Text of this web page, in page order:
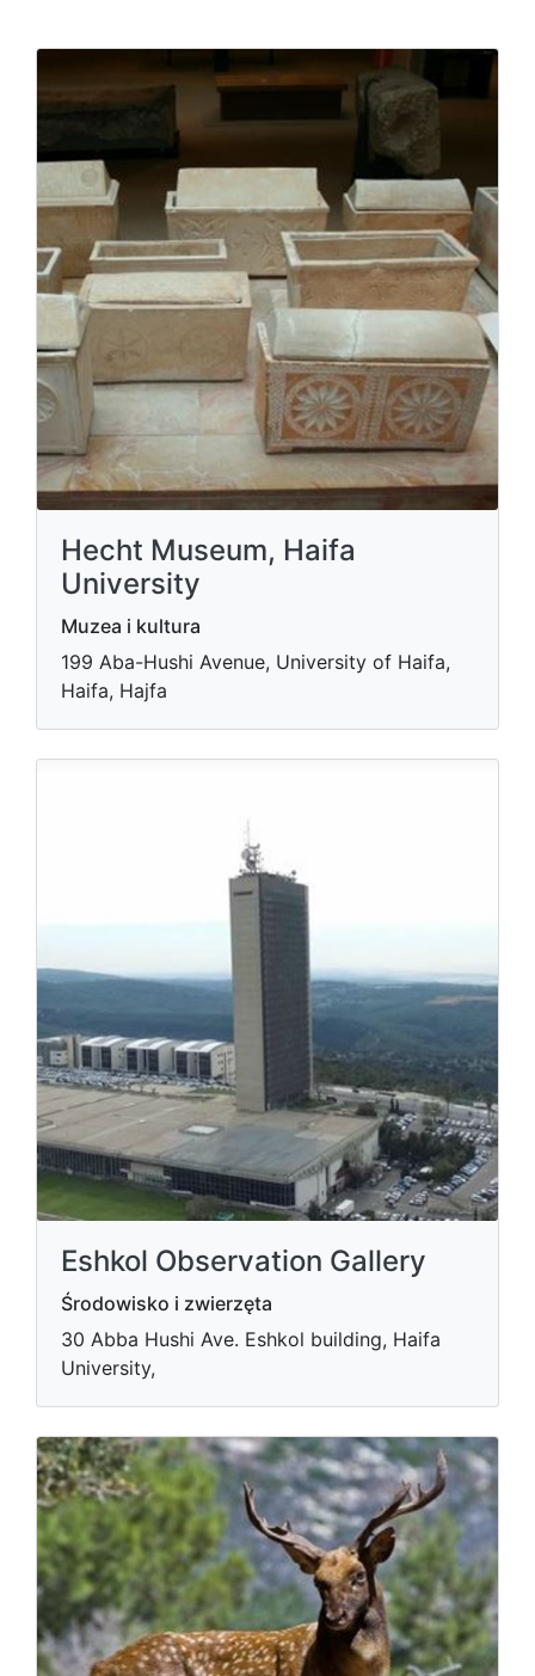
Hecht Museum, Haifa
University
Muzea i kultura
199 Aba-Hushi Avenue, University of Haifa,
Haifa, Hajfa
Eshkol Observation Gallery
Środowisko i zwierzęta
30 Abba Hushi Ave. Eshkol building, Haifa
University,